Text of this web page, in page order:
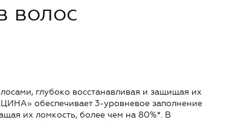
волос
глубоко восстанавливая и защищая их
обеспечивает 3-уровневое заполнение
их ломкость, более чем на 80%*. В